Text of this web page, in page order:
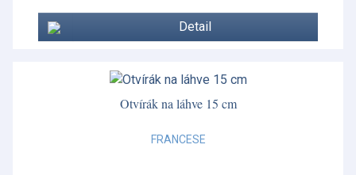
Detail
Otvírák na láhve 15 cm
FRANCESE